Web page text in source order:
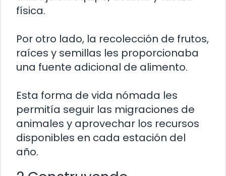
física.
Por otro lado, la recolección de frutos,
raíces y semillas les proporcionaba
una fuente adicional de alimento.
Esta forma de vida nómada les
permitía seguir las migraciones de
animales y aprovechar los recursos
disponibles en cada estación del
año.